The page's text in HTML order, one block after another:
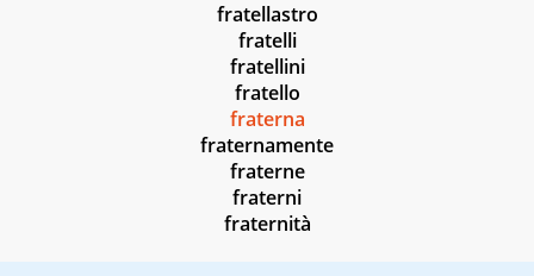
fratellastro
fratelli
fratellini
fratello
fraterna
fraternamente
fraterne
fraterni
fraternità